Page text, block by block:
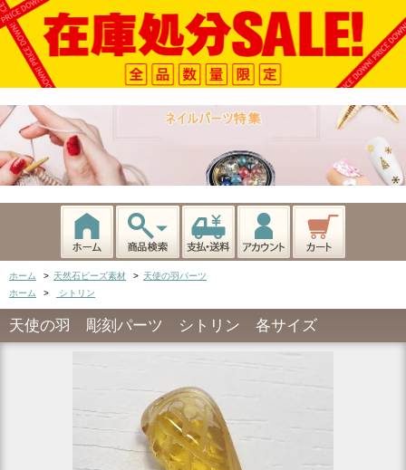
ホーム > 天然石ビーズ素材 > 天使の羽パーツ
ホーム
> シトリン
天使の羽 彫刻パーツ シトリン 各サイズ